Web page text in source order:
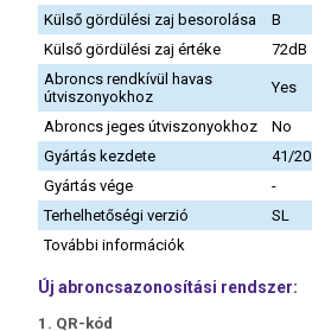
Külső gördülési zaj besorolása
B
Külső gördülési zaj értéke
72dB
Abroncs rendkívül havas
útviszonyokhoz
Yes
Abroncs jeges útviszonyokhoz
No
Gyártás kezdete
41/20
Gyártás vége
-
Terhelhetőségi verzió
SL
További információk
Új abroncsazonosítási rendszer:
1. QR-kód